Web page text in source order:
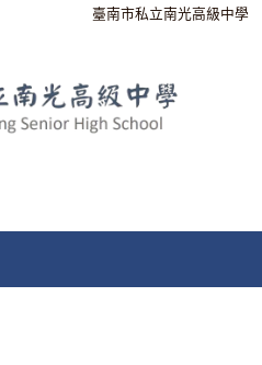
臺南市私立南光高級中學